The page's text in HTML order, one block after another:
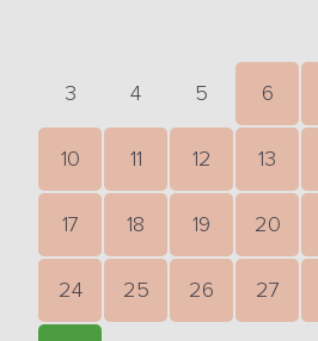
3 4 5 6
10 11 12 13
17 18 19 20
24 25 26 27